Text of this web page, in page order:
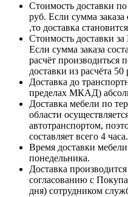
Стоимость доставки
руб. Если сумма заказа
,то доставка
Стоимость доставки
Если сумма заказа
расчёт
доставки из расчёта 50
Доставка до
пределах МКАД)
Доставка мебели по
области
автотранспортом,
составляет всего 4 часа.
Время доставки
понедельника.
Доставка
согласованию с
дня) сотрудником